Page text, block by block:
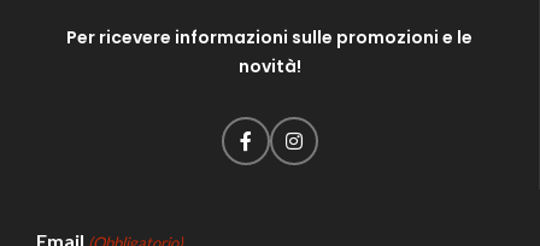
Per ricevere informazioni sulle promozioni e le
novità!
Email